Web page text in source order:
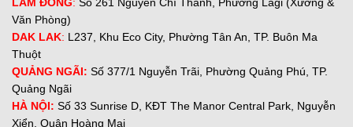
LÂM ĐỒNG: Số 261 Nguyễn Chí Thanh, Phường Lagi (Xưởng &
Văn Phòng)
DAK LAK: L237, Khu Eco City, Phường Tân An, TP. Buôn Ma
Thuột
QUẢNG NGÃI: Số 377/1 Nguyễn Trãi, Phường Quảng Phú, TP.
Quảng Ngãi
HÀ NỘI: Số 33 Sunrise D, KĐT The Manor Central Park, Nguyễn
Xiển, Quận Hoàng Mai